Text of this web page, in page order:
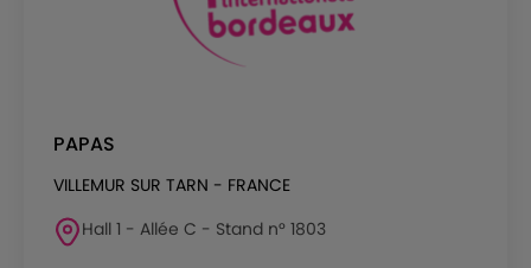
PAPAS
VILLEMUR SUR TARN - FRANCE
Hall 1 - Allée C - Stand n° 1803